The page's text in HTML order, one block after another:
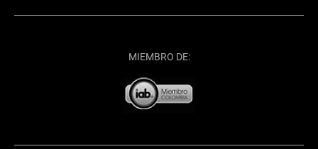
MIEMBRO DE: